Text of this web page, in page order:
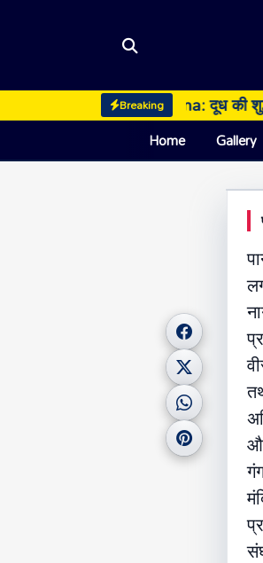
Breaking
Ludhiana: दूध की शुद्धता
Home Gallery